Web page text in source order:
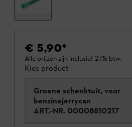
€ 5,90*
Alle prijzen zijn inclusief 21% btw.
Kies product
Groene schenktuit, voor
benzinejerrycan
ART.-NR. 00008810217